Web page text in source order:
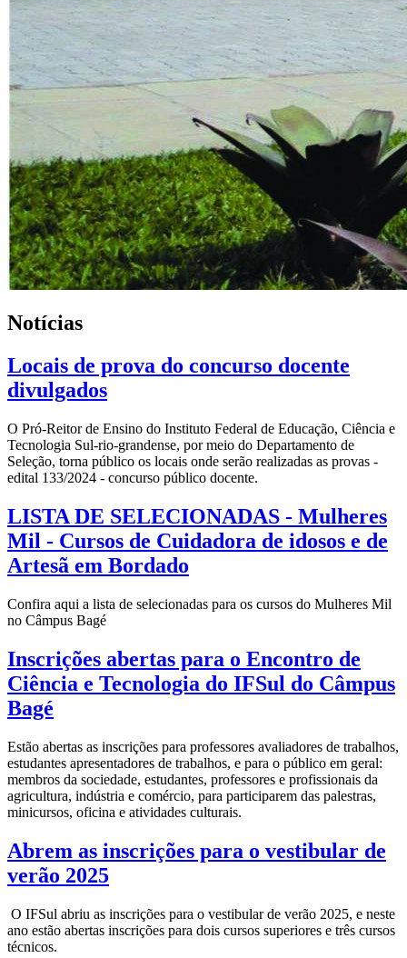
Notícias
Locais de prova do concurso docente
divulgados
O Pró-Reitor de Ensino do Instituto Federal de Educação, Ciência e
Tecnologia Sul-rio-grandense, por meio do Departamento de
Seleção, torna público os locais onde serão realizadas as provas -
edital 133/2024 - concurso público docente.
LISTA DE SELECIONADAS - Mulheres
Mil - Cursos de Cuidadora de idosos e de
Artesã em Bordado
Confira aqui a lista de selecionadas para os cursos do Mulheres Mil
no Câmpus Bagé
Inscrições abertas para o Encontro de
Ciência e Tecnologia do IFSul do Câmpus
Bagé
Estão abertas as inscrições para professores avaliadores de trabalhos,
estudantes apresentadores de trabalhos, e para o público em geral:
membros da sociedade, estudantes, professores e profissionais da
agricultura, indústria e comércio, para participarem das palestras,
minicursos, oficina e atividades culturais.
Abrem as inscrições para o vestibular de
verão 2025
O IFSul abriu as inscrições para o vestibular de verão 2025, e neste
ano estão abertas inscrições para dois cursos superiores e três cursos
técnicos.